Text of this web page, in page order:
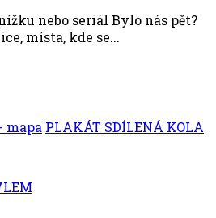
nebo seriál Bylo nás pět?
místa, kde se...
mapa PLAKÁT SDÍLENÁ KOLA